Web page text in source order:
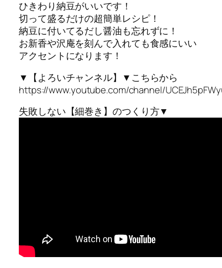
ひきわり納豆がいいです！
切って盛るだけの超簡単レシピ！
納豆に付いてるだし醤油も忘れずに！
お新香や沢庵を刻んで入れても食感にいい
アクセントになります！
▼【よろいチャンネル】▼こちらから
https://www.youtube.com/channel/
失敗しない【細巻き】のつくり方▼